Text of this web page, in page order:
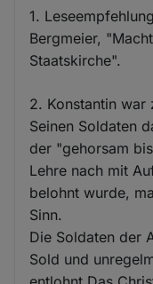
1.
Bergmeier,
Staatskirche".
2. Konstantin war
Seinen Soldaten
der "gehorsam
Lehre nach mit
belohnt wurde,
Sinn.
Die Soldaten der
Sold und